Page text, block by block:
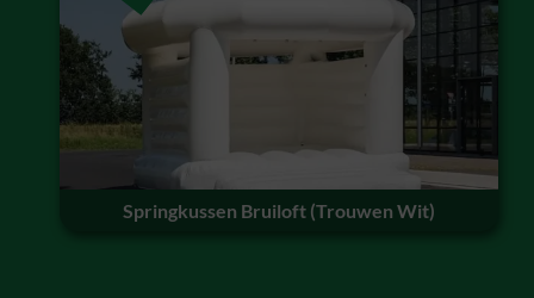
Springkussen Bruiloft (Trouwen Wit)